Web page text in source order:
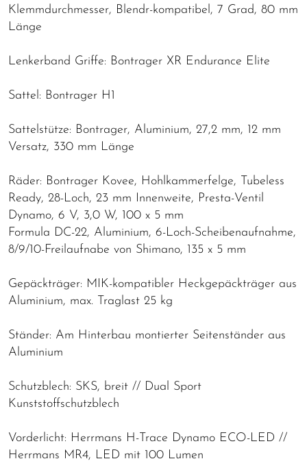
Klemmdurchmesser, Blendr-kompatibel, 7 Grad, 80 mm
Länge
Lenkerband Griffe: Bontrager XR Endurance Elite
Sattel: Bontrager H1
Sattelstütze: Bontrager, Aluminium, 27,2 mm, 12 mm
Versatz, 330 mm Länge
Räder: Bontrager Kovee, Hohlkammerfelge, Tubeless
Ready, 28-Loch, 23 mm Innenweite, Presta-Ventil
Dynamo, 6 V, 3,0 W, 100 x 5 mm
Formula DC-22, Aluminium, 6-Loch-Scheibenaufnahme,
8/9/10-Freilaufnabe von Shimano, 135 x 5 mm
Gepäckträger: MIK-kompatibler Heckgepäckträger aus
Aluminium, max. Traglast 25 kg
Ständer: Am Hinterbau montierter Seitenständer aus
Aluminium
Schutzblech: SKS, breit // Dual Sport
Kunststoffschutzblech
Vorderlicht: Herrmans H-Trace Dynamo ECO-LED //
Herrmans MR4, LED mit 100 Lumen